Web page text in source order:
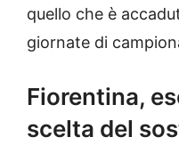
quello che è
giornate di
Fiorentina,
scelta del